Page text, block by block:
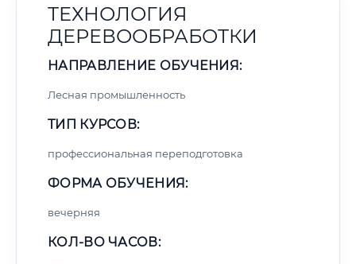
ТЕХНОЛОГИЯ
ДЕРЕВООБРАБОТКИ
НАПРАВЛЕНИЕ ОБУЧЕНИЯ:
Лесная промышленность
ТИП КУРСОВ:
профессиональная переподготовка
ФОРМА ОБУЧЕНИЯ:
вечерняя
КОЛ-ВО ЧАСОВ: